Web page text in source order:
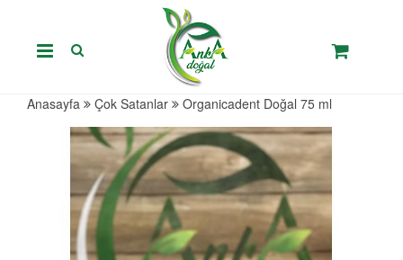
Anasayfa Çok Satanlar Organicadent Doğal 75 ml